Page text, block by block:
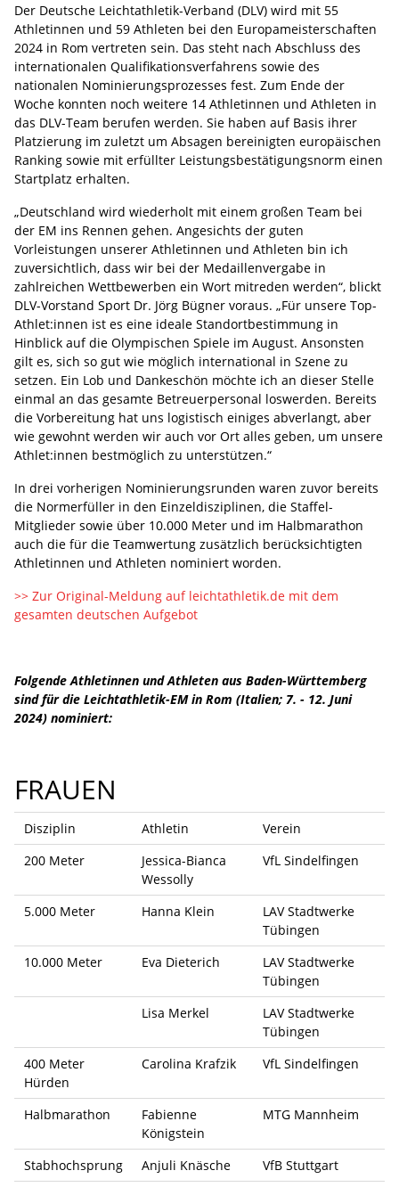
Der Deutsche Leichtathletik-Verband (DLV) wird mit 55
Athletinnen und 59 Athleten bei den Europameisterschaften
2024 in Rom vertreten sein. Das steht nach Abschluss des
internationalen Qualifikationsverfahrens sowie des
nationalen Nominierungsprozesses fest. Zum Ende der
Woche konnten noch weitere 14 Athletinnen und Athleten in
das DLV-Team berufen werden. Sie haben auf Basis ihrer
Platzierung im zuletzt um Absagen bereinigten europäischen
Ranking sowie mit erfüllter Leistungsbestätigungsnorm einen
Startplatz erhalten.
„Deutschland wird wiederholt mit einem großen Team bei
der EM ins Rennen gehen. Angesichts der guten
Vorleistungen unserer Athletinnen und Athleten bin ich
zuversichtlich, dass wir bei der Medaillenvergabe in
zahlreichen Wettbewerben ein Wort mitreden werden“, blickt
DLV-Vorstand Sport Dr. Jörg Bügner voraus. „Für unsere Top-
Athlet:innen ist es eine ideale Standortbestimmung in
Hinblick auf die Olympischen Spiele im August. Ansonsten
gilt es, sich so gut wie möglich international in Szene zu
setzen. Ein Lob und Dankeschön möchte ich an dieser Stelle
einmal an das gesamte Betreuerpersonal loswerden. Bereits
die Vorbereitung hat uns logistisch einiges abverlangt, aber
wie gewohnt werden wir auch vor Ort alles geben, um unsere
Athlet:innen bestmöglich zu unterstützen.“
In drei vorherigen Nominierungsrunden waren zuvor bereits
die Normerfüller in den Einzeldisziplinen, die Staffel-
Mitglieder sowie über 10.000 Meter und im Halbmarathon
auch die für die Teamwertung zusätzlich berücksichtigten
Athletinnen und Athleten nominiert worden.
>> Zur Original-Meldung auf leichtathletik.de mit dem
gesamten deutschen Aufgebot
Folgende Athletinnen und Athleten aus Baden-Württemberg
sind für die Leichtathletik-EM in Rom (Italien; 7. - 12. Juni
2024) nominiert:
FRAUEN
Disziplin Athletin
Verein
200 Meter
Jessica-Bianca
Wessolly
VfL Sindelfingen
5.000 Meter Hanna Klein
LAV Stadtwerke
Tübingen
10.000 Meter
Eva Dieterich
LAV Stadtwerke
Tübingen
Lisa Merkel
LAV Stadtwerke
Tübingen
400 Meter
Hürden
Carolina Krafzik VfL Sindelfingen
Halbmarathon
Fabienne
Königstein
MTG Mannheim
Stabhochsprung Anjuli Knäsche
VfB Stuttgart